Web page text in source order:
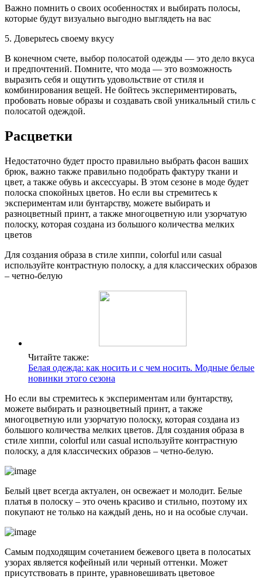
Важно помнить о своих особенностях и выбирать полосы,
которые будут визуально выгодно выглядеть на вас
5. Доверьтесь своему вкусу
В конечном счете, выбор полосатой одежды — это дело вкуса
и предпочтений. Помните, что мода — это возможность
выразить себя и ощутить удовольствие от стиля и
комбинирования вещей. Не бойтесь экспериментировать,
пробовать новые образы и создавать свой уникальный стиль с
полосатой одеждой.
Расцветки
Недостаточно будет просто правильно выбрать фасон ваших
брюк, важно также правильно подобрать фактуру ткани и
цвет, а также обувь и аксессуары. В этом сезоне в моде будет
полоска спокойных цветов. Но если вы стремитесь к
экспериментам или бунтарству, можете выбирать и
разноцветный принт, а также многоцветную или узорчатую
полоску, которая создана из большого количества мелких
цветов
Для создания образа в стиле хиппи, colorful или casual
используйте контрастную полоску, а для классических образов
– четно-белую
Читайте также:
Белая одежда: как носить и с чем носить. Модные белые
новинки этого сезона
Но если вы стремитесь к экспериментам или бунтарству,
можете выбирать и разноцветный принт, а также
многоцветную или узорчатую полоску, которая создана из
большого количества мелких цветов. Для создания образа в
стиле хиппи, colorful или casual используйте контрастную
полоску, а для классических образов – четно-белую.
Белый цвет всегда актуален, он освежает и молодит. Белые
платья в полоску – это очень красиво и стильно, поэтому их
покупают не только на каждый день, но и на особые случаи.
Самым подходящим сочетанием бежевого цвета в полосатых
узорах является кофейный или черный оттенки. Может
присутствовать в принте, уравновешивать цветовое